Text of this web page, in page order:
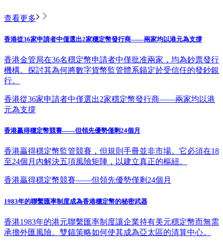
查看更多
香港從36家申請者中僅選出2家穩定幣發行商——兩家均以港元為支撐
香港金管局在36名穩定幣申請者中僅批准兩家，均為鈔票發行
機構。探討其為何將數字貨幣監管體系錨定於受信任的發鈔銀
行。
香港從36家申請者中僅選出2家穩定幣發行商——兩家均以港
元為支撐
香港贏得穩定幣競賽——但領先優勢僅剩24個月
香港贏得穩定幣監管競賽，但規則手冊並非市場。它必須在18
至24個月內解決五項風險矩陣，以建立真正的樞紐。
香港贏得穩定幣競賽——但領先優勢僅剩24個月
1983年的聯繫匯率制度成為香港穩定幣的秘密武器
香港1983年的港元聯繫匯率制度讓企業持有美元穩定幣而無需
承擔外匯風險。雙錨策略如何使其成為亞太區的清算中心。